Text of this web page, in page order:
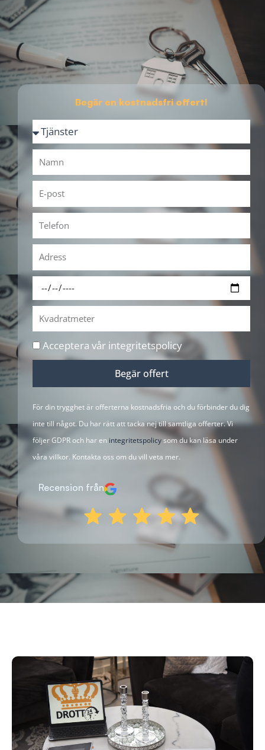
Begär en kostnadsfri offert!
Acceptera vår integritetspolicy
Begär offert
För din trygghet är offerterna kostnadsfria och du förbinder du dig
inte till något. Du har rätt att tacka nej till samtliga offerter. Vi
följer GDPR och har en integritetspolicysom du kan läsa under
våra villkor. Kontakta oss om du vill veta mer.
Recension från